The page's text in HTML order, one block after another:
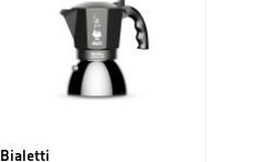
Bialetti